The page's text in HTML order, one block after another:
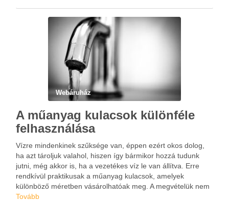
Webáruház
A műanyag kulacsok különféle
felhasználása
Vízre mindenkinek szűksége van, éppen ezért okos dolog,
ha azt tároljuk valahol, hiszen így bármikor hozzá tudunk
jutni, még akkor is, ha a vezetékes víz le van állítva. Erre
rendkívül praktikusak a műanyag kulacsok, amelyek
különböző méretben vásárolhatóak meg. A megvételük nem
okozhat gondot senkinek, hiszen már nagyon sok
Tovább